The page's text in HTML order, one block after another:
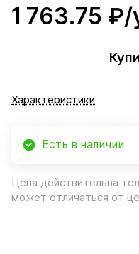
1 763.75 ₽/
Характеристики
Есть в наличии
Цена действительна
может отличаться от